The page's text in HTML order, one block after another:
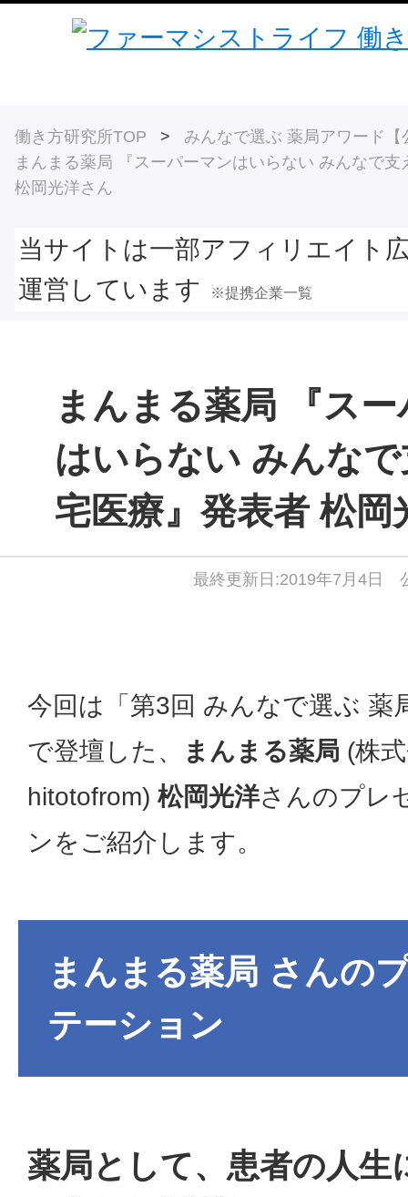
働き方研究所TOP > みんなで選ぶ 薬局アワード【
まんまる薬局 『スーパーマンはいらない みんなで
松岡光洋さん
当サイトは一部アフィリエイト
運営しています
※提携企業一覧
まんまる薬局 『ス
はいらない みんな
宅医療』発表者 松岡
最終更新日:2019年7月4日
今回は「第3回 みんなで選ぶ 薬
で登壇した、
まんまる薬局 (株
hitotofrom) 松岡光洋さんのプレ
ンをご紹介します。
まんまる薬局 さんの
テーション
薬局として、患者の人生